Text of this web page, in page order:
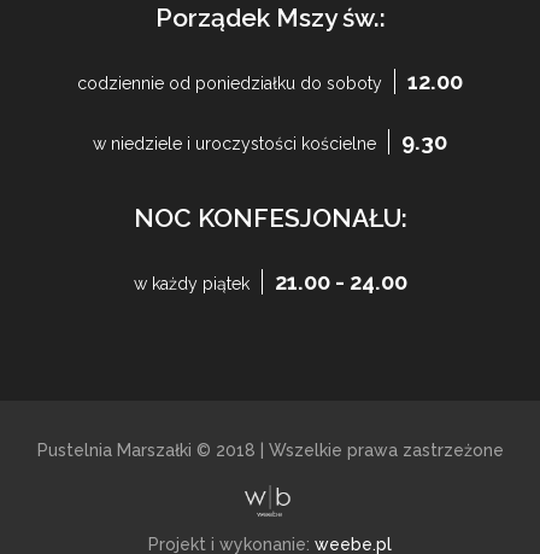
Porządek Mszy św.:
codziennie od poniedziałku do soboty 12.00
w niedziele i uroczystości kościelne 9.30
NOC KONFESJONAŁU:
w każdy piątek 21.00 - 24.00
Pustelnia Marszałki © 2018 | Wszelkie prawa zastrzeżone
Projekt i wykonanie: weebe.pl